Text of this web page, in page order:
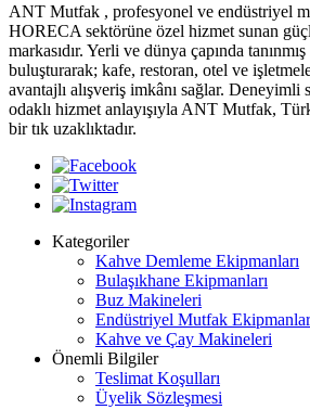
ANT Mutfak , profesyonel ve endüstriyel
HORECA sektörüne özel hizmet sunan
markasıdır. Yerli ve dünya çapında
buluşturarak; kafe, restoran, otel ve
avantajlı alışveriş imkânı sağlar. Deneyimli
odaklı hizmet anlayışıyla ANT Mutfak,
bir tık uzaklıktadır.
Kategoriler
Kahve Demleme Ekipmanları
Bulaşıkhane Ekipmanları
Buz Makineleri
Endüstriyel Mutfak
Kahve ve Çay Makineleri
Önemli Bilgiler
Teslimat Koşulları
Üyelik Sözleşmesi